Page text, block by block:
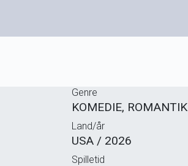
Genre
KOMEDIE, ROMANTIK
Land/år
USA / 2026
Spilletid